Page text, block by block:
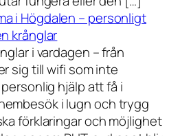
i Högdalen – personligt
krånglar
i vardagen – från
sig till wifi som inte
hjälp att få i
i lugn och trygg
förklaringar och möjlighet